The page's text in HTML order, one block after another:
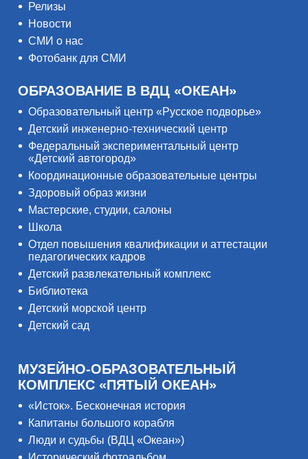
Релизы
Новости
СМИ о нас
Фотобанк для СМИ
ОБРАЗОВАНИЕ В ВДЦ «ОКЕАН»
Образовательный центр «Русское подворье»
Детский инженерно-технический центр
Федеральный экспериментальный центр
«Детский автогород»
Координационные образовательные центры
Здоровый образ жизни
Мастерские, студии, салоны
Школа
Отдел повышения квалификации и аттестации
педагогических кадров
Детский развлекательный комплекс
Библиотека
Детский морской центр
Детский сад
МУЗЕЙНО-ОБРАЗОВАТЕЛЬНЫЙ
КОМПЛЕКС «ПЯТЫЙ ОКЕАН»
«Исток». Бесконечная история
Капитаны большого корабля
Люди и судьбы (ВДЦ «Океан»)